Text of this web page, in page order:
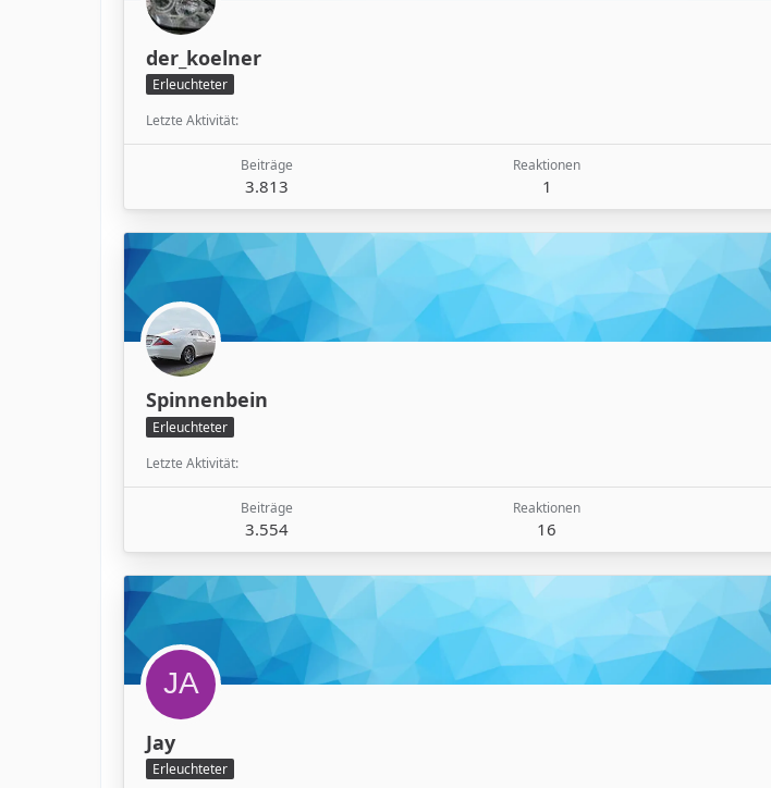
der_koelner
Erleuchteter
Letzte Aktivität
Beiträge
3.813
Reaktionen
1
Spinnenbein
Erleuchteter
Letzte Aktivität
Beiträge
3.554
Reaktionen
16
Jay
Erleuchteter